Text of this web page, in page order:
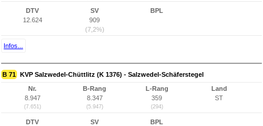
DTV
12.624
SV
909
(7,2%)
BPL
Infos...
B 71 KVP Salzwedel-Chüttlitz (K 1376) - Salzwedel-Schäferstegel
Nr.
8.947
(7.651)
B-Rang
8.347
(5.947)
L-Rang
359
(294)
Land
ST
DTV
SV
BPL